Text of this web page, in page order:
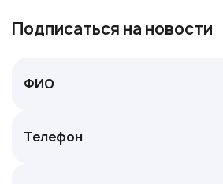
Подписаться на новости